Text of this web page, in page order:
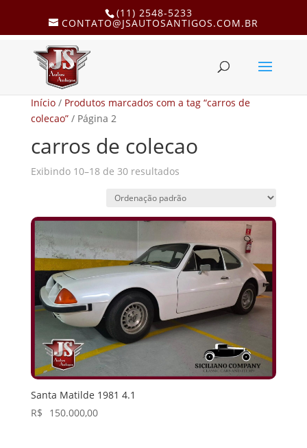
(11) 2548-5233
CONTATO@JSAUTOSANTIGOS.COM.BR
Início/ Produtos marcados com a tag “carros de
colecao”/ Página 2
carros de colecao
Exibindo 10–18 de 30 resultados
Santa Matilde 1981 4.1
R$
150.000,00